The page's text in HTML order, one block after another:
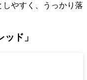
やすく、うっかり落
ド」